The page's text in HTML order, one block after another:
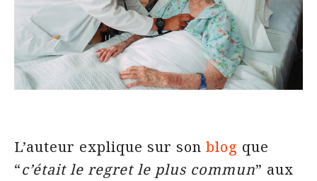
L’auteur explique sur son blog que
“c’était le regret le plus commun” aux